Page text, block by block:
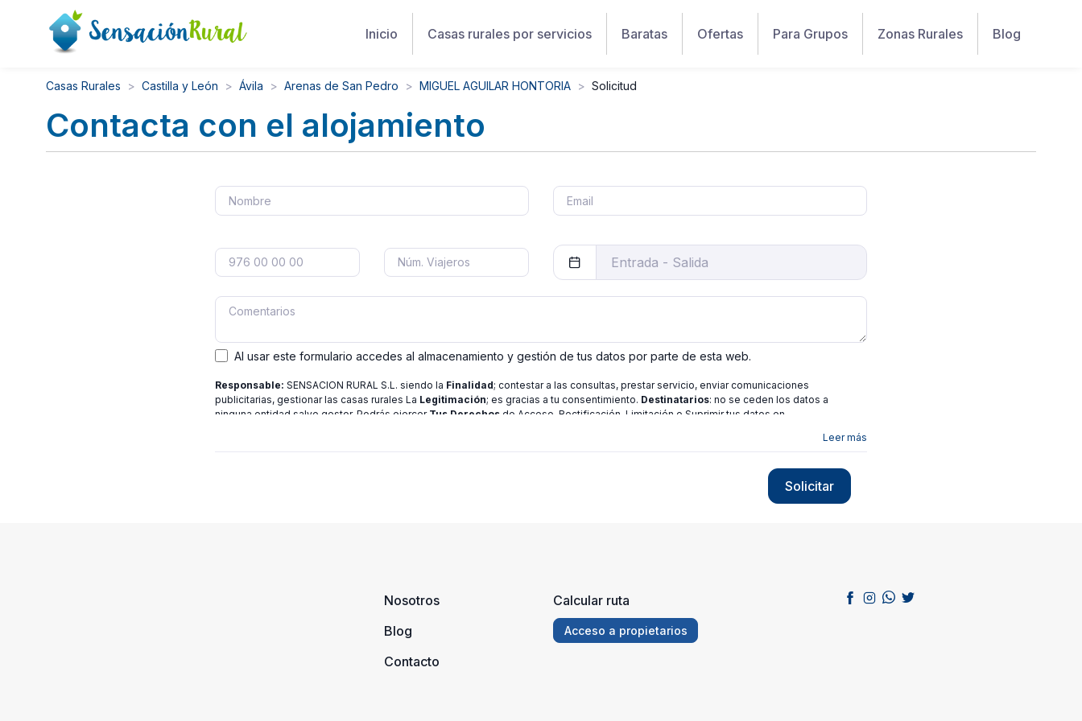
Inicio Casas rurales por servicios Baratas Ofertas Para Grupos Zonas Rurales Blog
Casas Rurales Castilla y León Ávila Arenas de San Pedro MIGUEL AGUILAR HONTORIA Solicitud
Contacta con el alojamiento
Al usar este formulario accedes al almacenamiento y gestión de tus datos por parte de esta web.
Responsable: SENSACION RURAL S.L. siendo la Finalidad; contestar a las consultas, prestar servicio, enviar comunicaciones
publicitarias, gestionar las casas rurales La Legitimación; es gracias a tu consentimiento. Destinatarios: no se ceden los datos a
ninguna entidad salvo gestor. Podrás ejercer Tus Derechos de Acceso, Rectificación, Limitación o Suprimir tus datos en
Leer más
Solicitar
Nosotros
Blog
Contacto
Calcular ruta
Acceso a propietarios